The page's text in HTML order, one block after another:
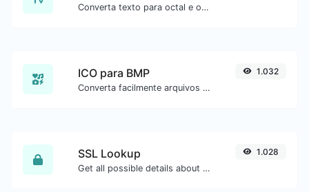
Converta texto para octal e o contrário para qualquer entrada de string.
ICO para BMP
Converta facilmente arquivos de imagem ICO para BMP.
1.032
SSL Lookup
Get all possible details about an SSL certificate.
1.028